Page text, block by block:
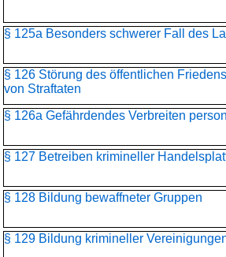
§ 125a Besonders schwerer Fall des
§ 126 Störung des öffentlichen
von Straftaten
§ 126a Gefährdendes Verbreiten
§ 127 Betreiben krimineller
§ 128 Bildung bewaffneter Gruppen
§ 129 Bildung krimineller